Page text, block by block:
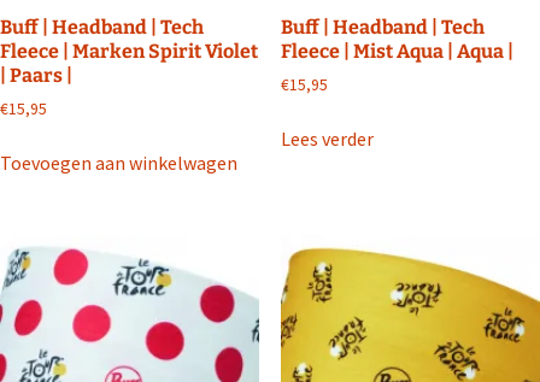
Buff | Headband | Tech
Fleece | Marken Spirit Violet
| Paars |
€15,95
Toevoegen aan winkelwagen
Buff | Headband | Tech
Fleece | Mist Aqua | Aqua |
€15,95
Lees verder